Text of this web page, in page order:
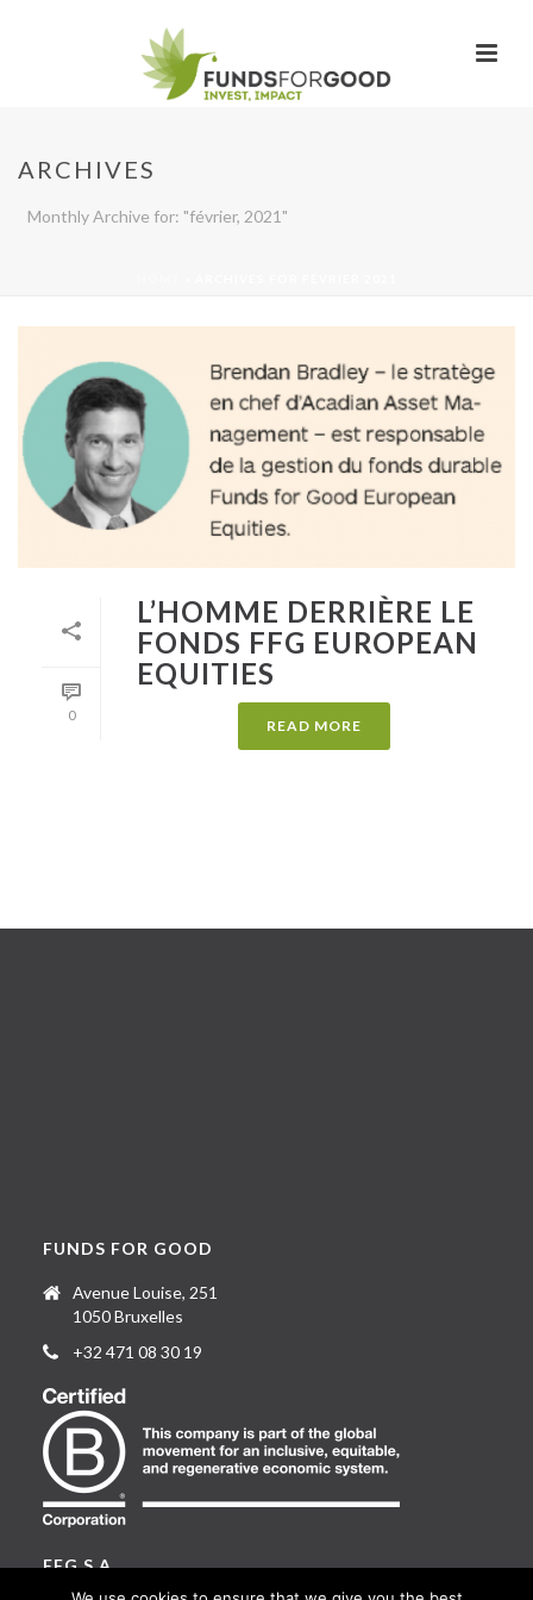
ARCHIVES
Monthly Archive for: "février, 2021"
0
L’HOMME DERRIÈRE LE
FONDS FFG EUROPEAN
EQUITIES
READ MORE
FUNDS FOR GOOD
Avenue Louise, 251
1050 Bruxelles
+32 471 08 30 19
FFG S.A.